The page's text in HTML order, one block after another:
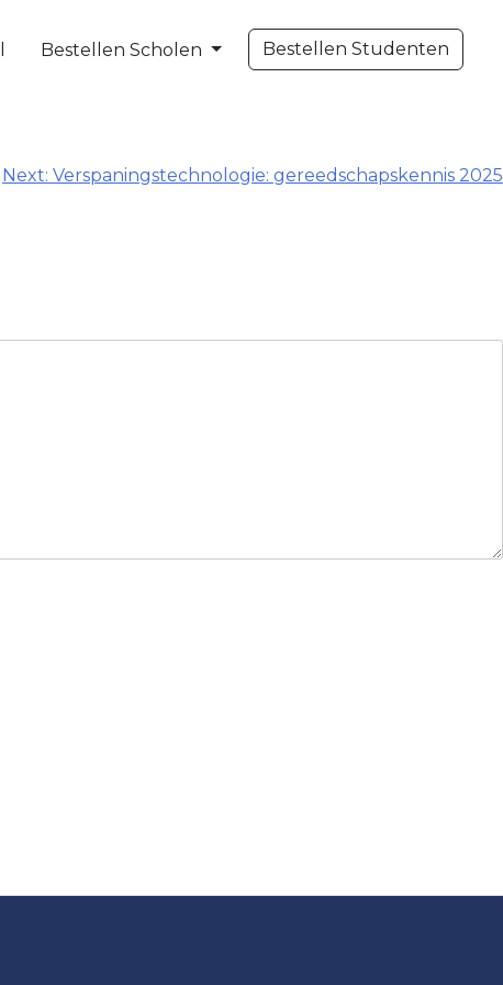
Bestellen Scholen Bestellen Studenten
Next: Verspaningstechnologie: gereedschapskennis 2025